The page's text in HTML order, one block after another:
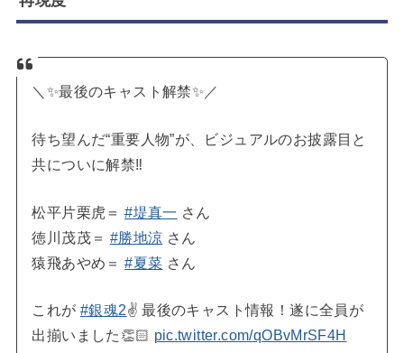
＼✨最後のキャスト解禁✨／
待ち望んだ“重要人物”が、ビジュアルのお披露目と
共についに解禁‼
松平片栗虎＝#堤真一 さん
徳川茂茂＝ #勝地涼 さん
猿飛あやめ＝#夏菜 さん
これが #銀魂2✌️ 最後のキャスト情報！遂に全員が
出揃いました👏🏻 pic.twitter.com/qOBvMrSF4H